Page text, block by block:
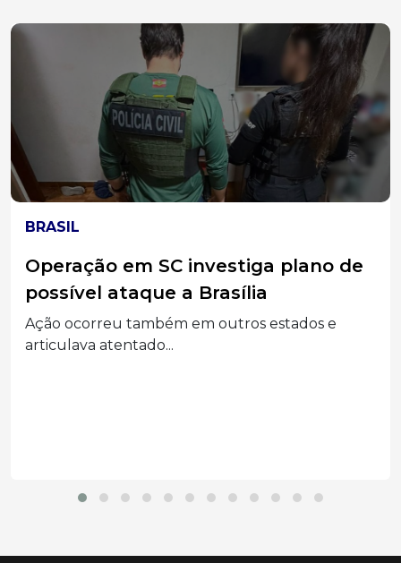
CLIMA
Alerta do tempo: frente fria traz
tempestades, ventos de até 100
km/h e virada térmica em SC
Previsão indica virada no tempo em SC com